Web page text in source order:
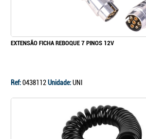
EXTENSÃO FICHA REBOQUE 7 PINOS 12V
Ref:0438112Unidade:UNI
Continuar a comprar